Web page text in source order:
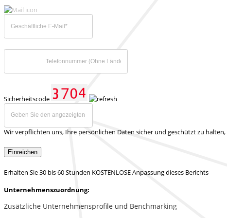
Sicherheitscode
Wir verpflichten uns, Ihre persönlichen Daten sicher und geschützt zu halten,
Einreichen
Erhalten Sie 30 bis 60 Stunden KOSTENLOSE Anpassung dieses Berichts
Unternehmenszuordnung:
Zusätzliche Unternehmensprofile und Benchmarking